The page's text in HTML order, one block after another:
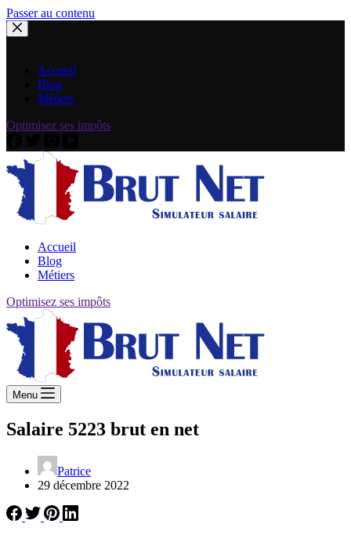
Passer au contenu
Accueil
Blog
Métiers
Optimisez ses impôts
Accueil
Blog
Métiers
Optimisez ses impôts
Menu
Salaire 5223 brut en net
Patrice
29 décembre 2022